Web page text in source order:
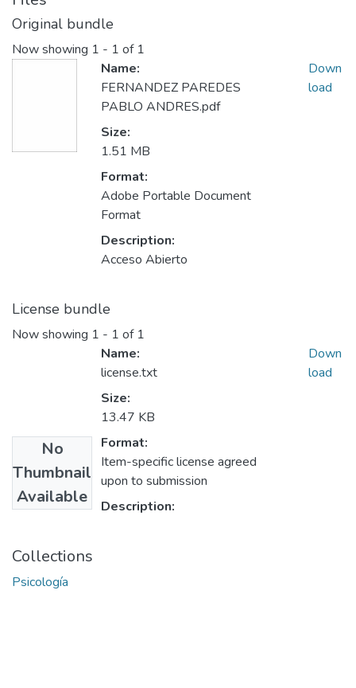
Original bundle
Now showing 1 - 1 of 1
Name:
FERNANDEZ PAREDES
PABLO ANDRES.pdf
Size:
1.51 MB
Format:
Adobe Portable Document
Format
Description:
Acceso Abierto
Down
load
License bundle
Now showing 1 - 1 of 1
No
Thumbnail
Available
Name:
license.txt
Size:
13.47 KB
Format:
Item-specific license agreed
upon to submission
Description:
Down
load
Collections
Psicología